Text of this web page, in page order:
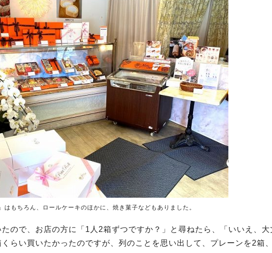
はもちろん、ロールケーキのほかに、焼き菓子などもありました。
ので、お店の方に「1人2箱ずつですか？」と尋ねたら、「いいえ、大
らい買いたかったのですが、列のことを思い出して、プレーンを2箱